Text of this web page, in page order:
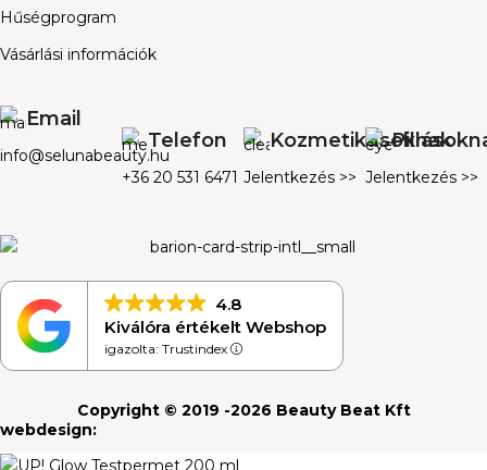
Hűségprogram
Vásárlási információk
Email
info@selunabeauty.hu
Telefon
+36 20 531 6471
Kozmetikusoknak
Jelentkezés >> Jelentkezés >>
4.8
Kiválóra értékelt Webshop
igazolta: Trustindex
Copyright © 2019 -2026 Beauty Beat Kft
webdesign: